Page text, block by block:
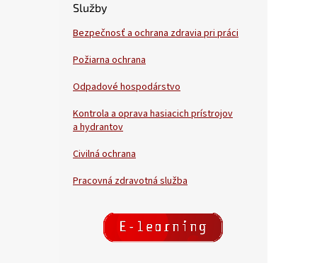
Služby
Bezpečnosť a ochrana zdravia pri práci
Požiarna ochrana
Odpadové hospodárstvo
Kontrola a oprava hasiacich prístrojov
a hydrantov
Civilná ochrana
Pracovná zdravotná služba